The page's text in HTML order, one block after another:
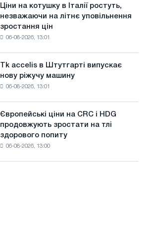
Ціни на котушку в Італії ростуть,
незважаючи на літнє уповільнення
зростання цін
06-08-2026, 13:01
Tk accelis в Штутгарті випускає
нову ріжучу машину
06-08-2026, 13:01
Європейські ціни на CRC і HDG
продовжують зростати на тлі
здорового попиту
06-08-2026, 13:00